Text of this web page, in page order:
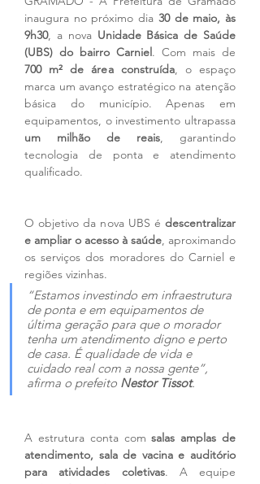
inaugura no próximo dia 30 de maio, às
9h30, a nova Unidade Básica de Saúde
(UBS) do bairro Carniel
700 m² de área construída, o espaço
marca um avanço estratégico na atenção
básica do município. Apenas em
um milhão de reais , garantindo
tecnologia de ponta e atendimento
qualificado.
O objetivo da nova UBS é descentralizar
e ampliar o acesso à saúde , aproximando
os serviços dos moradores do Carniel e
regiões vizinhas.
“Estamos investindo em infraestrutura
de ponta e em equipamentos de
última geração para que o morador
tenha um atendimento digno e perto
de casa. É qualidade de vida e
cuidado real com a nossa gente”,
afirma o prefeito Nestor Tissot.
A estrutura conta com salas amplas de
atendimento, sala de vacina e auditório
para atividades coletivas. A equipe